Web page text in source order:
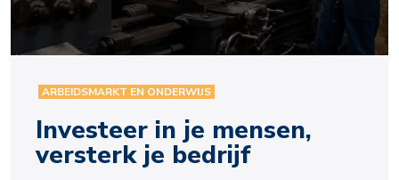
ARBEIDSMARKT EN ONDERWIJS
Investeer in je mensen,
versterk je bedrijf